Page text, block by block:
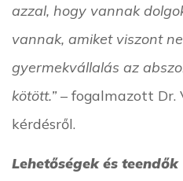
azzal, hogy vannak
vannak, amiket viszont
gyermekvállalás az
kötött.”– fogalmazott Dr.
kérdésről.
Lehetőségek és teendők